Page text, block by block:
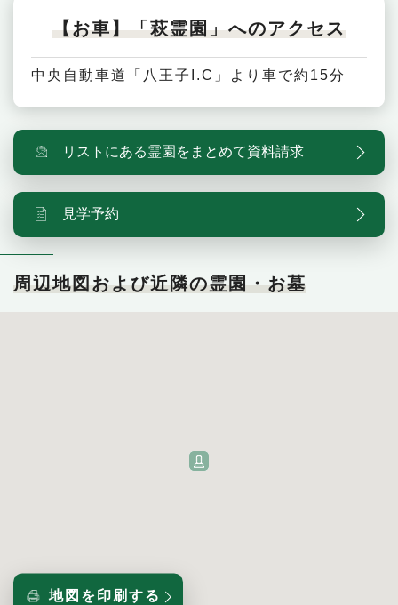
【お車】「萩霊園」へのアクセス
中央自動車道「八王子I.C」より車で約15分
リストにある霊園をまとめて資料請求
見学予約
周辺地図および近隣の霊園・お墓
地図を印刷する